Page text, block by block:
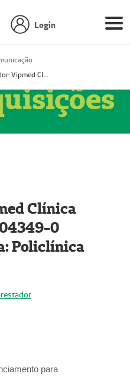
Login
Prestador: Vipmed Clínica Geral Ltda, 51004349-0 (Nome Fantasia: Policlínica Master)
Clínica
0
Policlínica
para